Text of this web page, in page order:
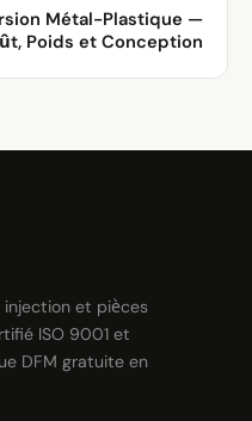
Métal-Plastique —
Poids et Conception
injection et pièces
ISO 9001 et
DFM gratuite en